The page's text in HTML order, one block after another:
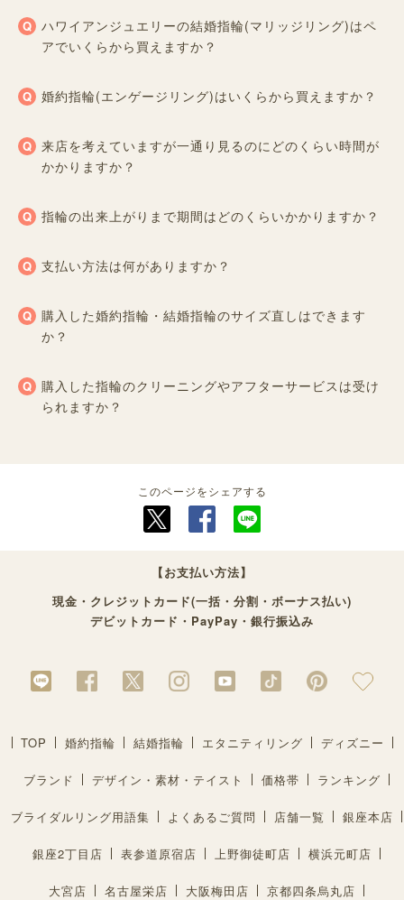
ハワイアンジュエリーの結婚指輪(マリッジリング)はペ
アでいくらから買えますか？
婚約指輪(エンゲージリング)はいくらから買えますか？
来店を考えていますが一通り見るのにどのくらい時間が
かかりますか？
指輪の出来上がりまで期間はどのくらいかかりますか？
支払い方法は何がありますか？
購入した婚約指輪・結婚指輪のサイズ直しはできます
か？
購入した指輪のクリーニングやアフターサービスは受け
られますか？
このページをシェアする
【お支払い方法】
現金・クレジットカード(一括・分割・ボーナス払い)
デビットカード・PayPay・銀行振込み
TOP 婚約指輪 結婚指輪 エタニティリング ディズニー
ブランド デザイン・素材・テイスト 価格帯 ランキング
ブライダルリング用語集 よくあるご質問 店舗一覧 銀座本店
銀座2丁目店 表参道原宿店 上野御徒町店 横浜元町店
大宮店 名古屋栄店 大阪梅田店 京都四条烏丸店